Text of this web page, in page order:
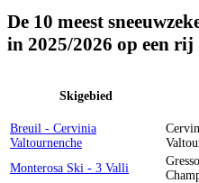
De 10 meest
in 2025/2026 op een rij
Skigebied
Breuil - Cervinia
Valtournenche
Monterosa Ski - 3 Valli